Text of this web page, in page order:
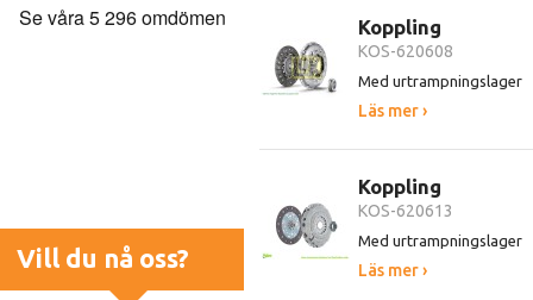
Vill du nå oss?
Koppling
KOS-620608
Med urtrampningslager
Läs mer ›
Koppling
KOS-620613
Med urtrampningslager
Läs mer ›